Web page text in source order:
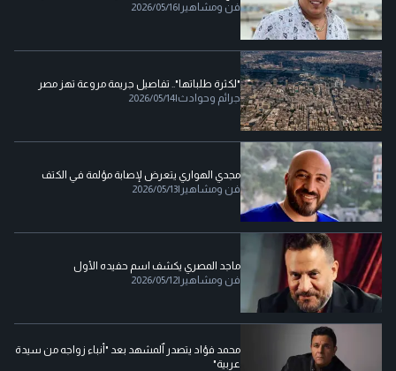
فن ومشاهير |
2026/05/16
"لكثرة طلباتها".. تفاصيل جريمة مروعة تهز مصر
جرائم وحوادث|
2026/05/14
مجدي الهواري يتعرض لإصابة مؤلمة في الكتف
فن ومشاهير |
2026/05/13
ماجد المصري يكشف اسم حفيده الأول
فن ومشاهير |
2026/05/12
محمد فؤاد يتصدر ٱلمشهد بعد "أنباء زواجه من سيدة
عربية"